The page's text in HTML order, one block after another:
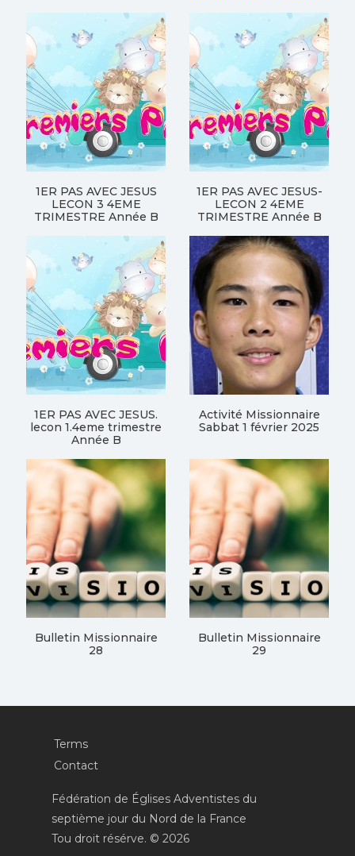
1ER PAS AVEC JESUS
LECON 3 4EME
TRIMESTRE Année B
1ER PAS AVEC JESUS-
LECON 2 4EME
TRIMESTRE Année B
1ER PAS AVEC JESUS.
lecon 1.4eme trimestre
Année B
Activité Missionnaire
Sabbat 1 février 2025
Bulletin Missionnaire
28
Bulletin Missionnaire
29
Fédération de Églises Adventistes du
septième jour du Nord de la France
Tou droit résérve. © 2026
Terms
Contact